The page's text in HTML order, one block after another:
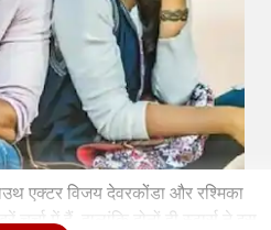
एक्टर विजय देवरकोंडा और रश्मिका
चर्चा में हैं, हालांकि दोनों ही स्टार्स ने इस